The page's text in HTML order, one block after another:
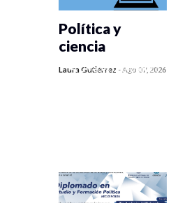
0 veces compartido
Política y
ciencia
Laura Gutiérrez -Ago 07, 2026